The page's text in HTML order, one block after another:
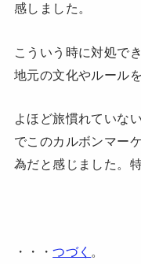
感しました。
こういう時に対処で
地元の文化やルール
よほど旅慣れていな
でこのカルボンマー
為だと感じました。
・・・つづく 。